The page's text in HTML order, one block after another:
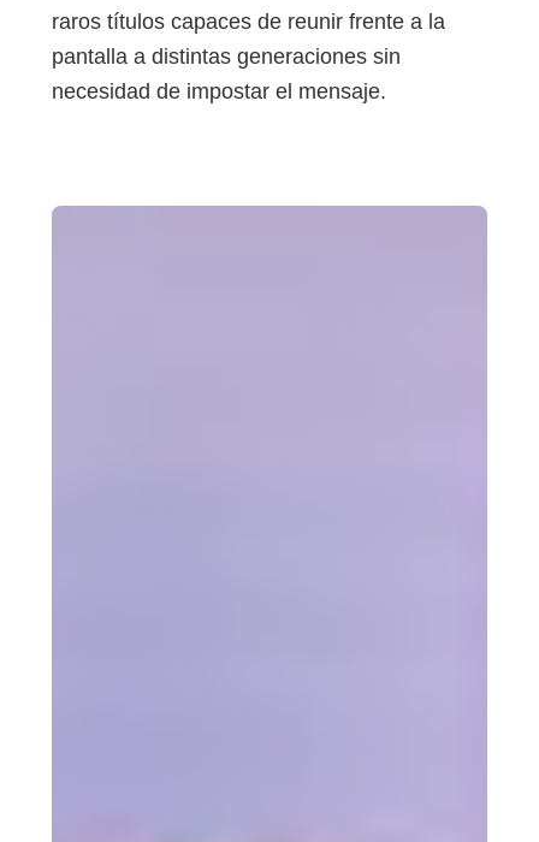
raros títulos capaces de reunir frente a la
pantalla a distintas generaciones sin
necesidad de impostar el mensaje.